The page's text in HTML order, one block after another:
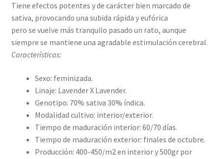
Tiene efectos potentes y de carácter bien marcado de
sativa, provocando una subida rápida y eufórica
pero se vuelve más tranquilo pasado un rato, aunque
siempre se mantiene una agradable estimulación cerebral.
Características:
Sexo: feminizada.
Linaje: Lavender X Lavender.
Genotipo: 70% sativa 30% índica.
Modalidad cultivo: interior/exterior.
Tiempo de maduración interior: 60/70 días.
Tiempo de maduración exterior: finales de octubre.
Producción: 400-450/m2 en interior y 500gr por